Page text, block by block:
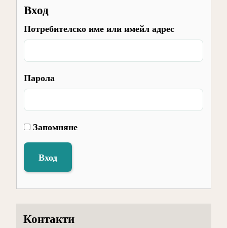
Вход
Потребителско име или имейл адрес
Парола
Запомняне
Вход
Контакти